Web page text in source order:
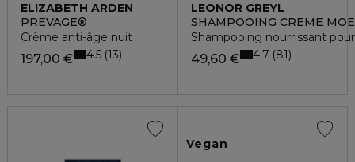
ELIZABETH ARDEN
PREVAGE®
Crème anti-âge nuit
197,00 € 4.5 13
LEONOR GREYL
SHAMPOOING CRÈME
Shampooing nourrissant
49,60 € 4.7 81
Vegan